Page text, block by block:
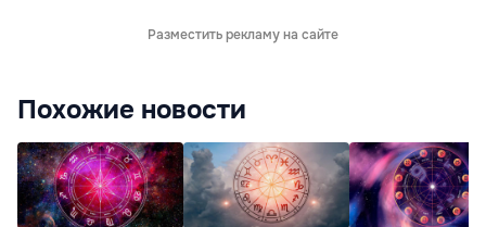
Разместить рекламу на сайте
Похожие новости